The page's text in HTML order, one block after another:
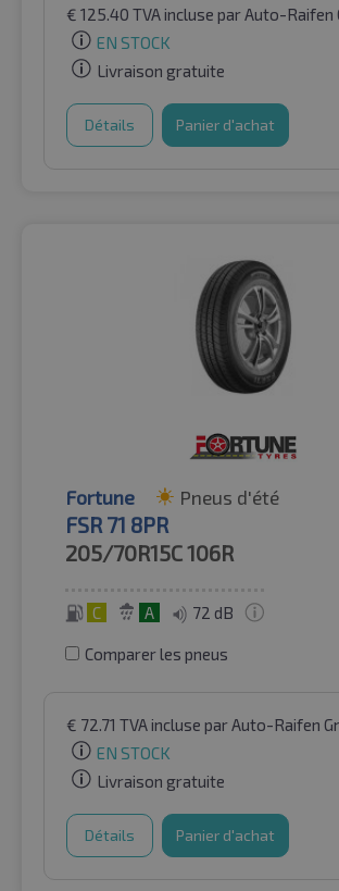
€ 125.40 TVA incluse par Auto-Raifen
EN STOCK
Livraison gratuite
Détails Panier d'achat
Fortune Pneus d'été
FSR 71 8PR
205/70R15C106R
C A 72 dB
Comparer les pneus
€ 72.71 TVA incluse par Auto-Raifen
EN STOCK
Livraison gratuite
Détails Panier d'achat